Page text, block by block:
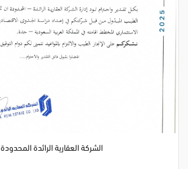
الشركة العقارية الرائدة المحدودة